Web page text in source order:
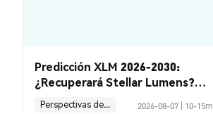
Predicción XLM 2026-2030:
¿Recuperará Stellar Lumens?
Guía y AnálisisPerspectivas del Mercado 2026-08-07 10-15m